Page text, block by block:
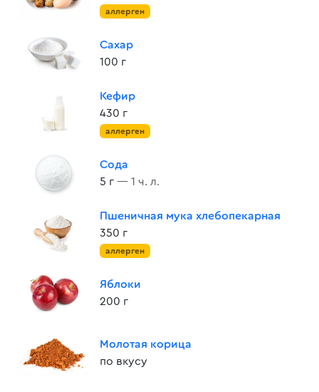
аллерген
Сахар
100 г
Кефир
430 г
аллерген
Сода
5 г — 1 ч. л.
Пшеничная мука хлебопекарная
350 г
аллерген
Яблоки
200 г
Молотая корица
по вкусу